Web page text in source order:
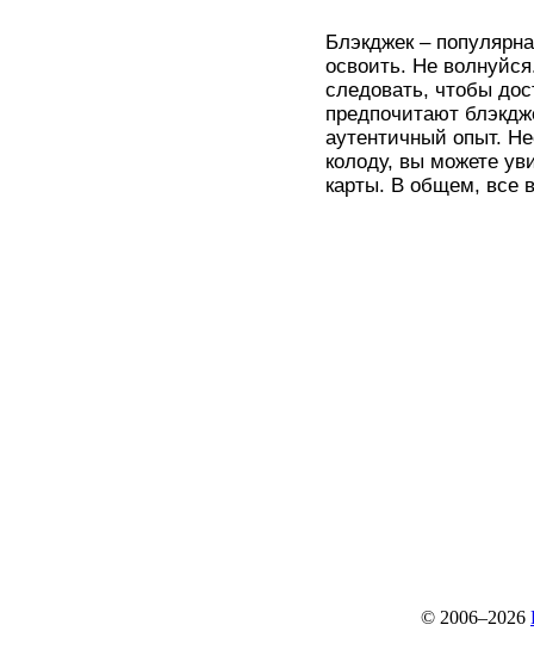
Блэкджек –
освоить. Не
следовать, чтобы
предпочитают
аутентичный опыт.
колоду, вы можете
карты. В общем, все
© 2006–2026